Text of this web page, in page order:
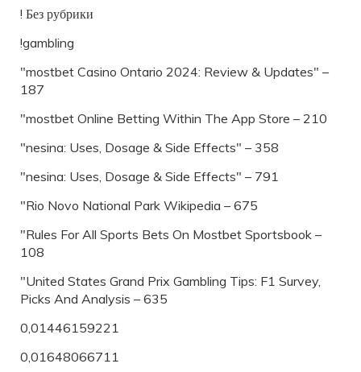
! Без рубрики
!gambling
"mostbet Casino Ontario 2024: Review & Updates" –
187
"‎mostbet Online Betting Within The App Store – 210
"nesina: Uses, Dosage & Side Effects" – 358
"nesina: Uses, Dosage & Side Effects" – 791
"Rio Novo National Park Wikipedia – 675
"Rules For All Sports Bets On Mostbet Sportsbook –
108
"United States Grand Prix Gambling Tips: F1 Survey,
Picks And Analysis – 635
0,01446159221
0,01648066711